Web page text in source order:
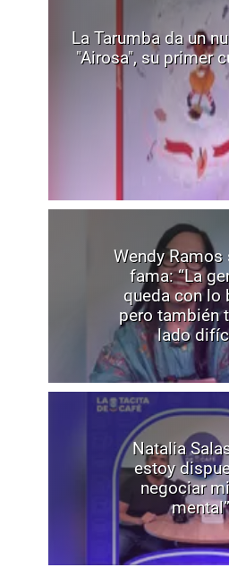
La Tarumba da un
"Airosa", su primer
Wendy Ramos
fama: “La
queda con lo
pero también
lado
Natalia
estoy
negociar
mental”